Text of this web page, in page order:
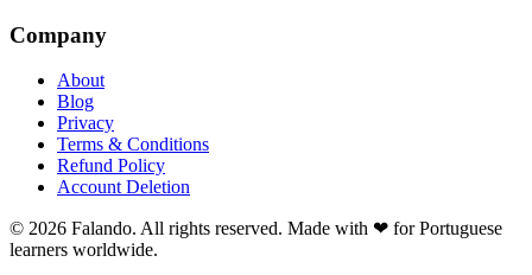
Company
About
Blog
Privacy
Terms & Conditions
Refund Policy
Account Deletion
© 2026 Falando. All rights reserved. Made with ❤ for Portuguese
learners worldwide.